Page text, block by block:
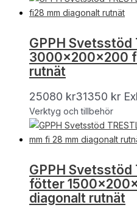
GPPH Svetsstöd
3000x200x200
rutnät
25080 kr31350 kr
Verktyg och tillbehör
GPPH Svetsstöd
fötter
diagonalt rutnät